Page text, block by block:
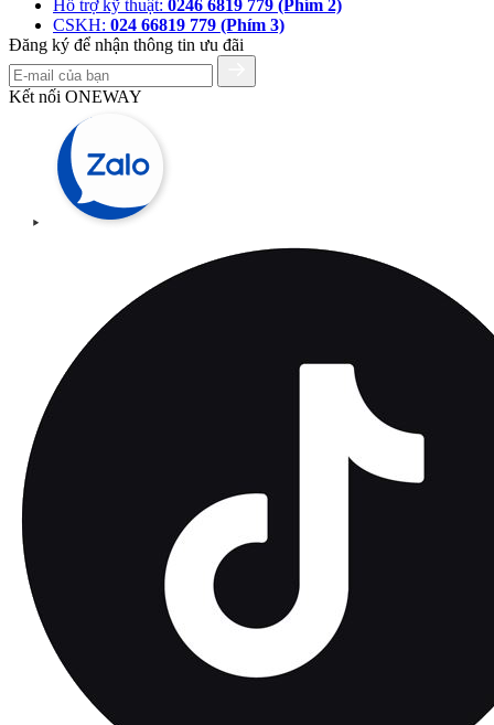
Hỗ trợ kỹ thuật: 0246 6819 779 (Phím 2)
CSKH: 024 66819 779 (Phím 3)
Đăng ký để nhận thông tin ưu đãi
Kết nối ONEWAY